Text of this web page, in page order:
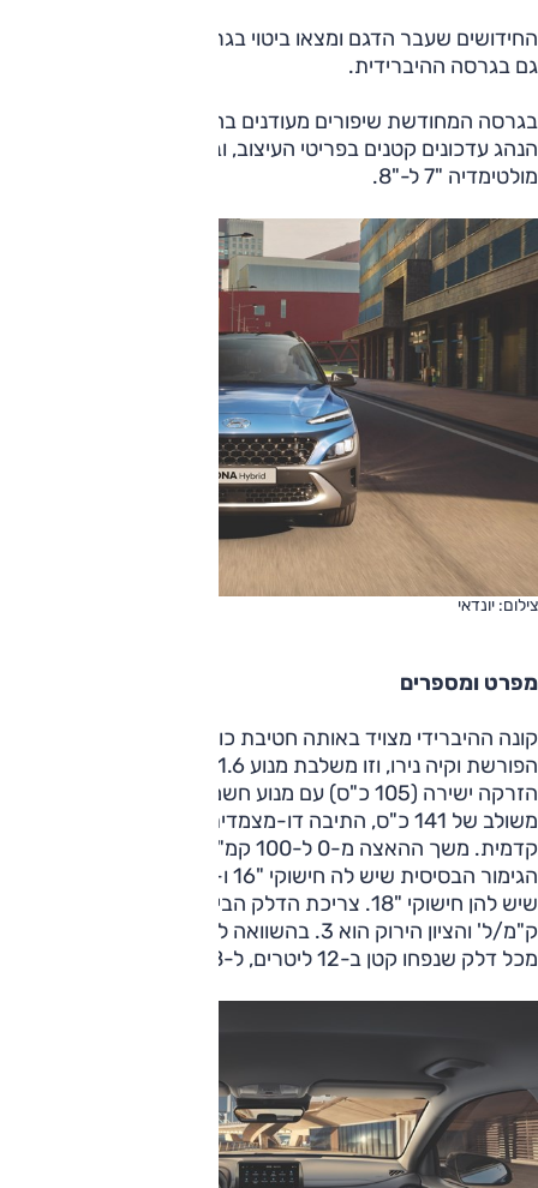
החידושים שעבר הדגם ומצאו ביטוי בגרסת הטורבו-בנזין הוטמעו
גם בגרסה ההיברידית.
בגרסה המחודשת שיפורים מעודנים בחזית ומאחור, ובסביבת
הנהג עדכונים קטנים בפריטי העיצוב, ובעיקר מעבר מצג
מולטימדיה "7 ל-"8.
צילום: יונדאי
מפרט ומספרים
קונה ההיברידי מצויד באותה חטיבת כוח המשרתת גם את איוניק
ק"מ/ל' והציון הירוק הוא 3. בהשוואה לגרסת הבנזין, להיברידית
מכל דלק שנפחו קטן ב-12 ליטרים, ל-38 ליטרים.